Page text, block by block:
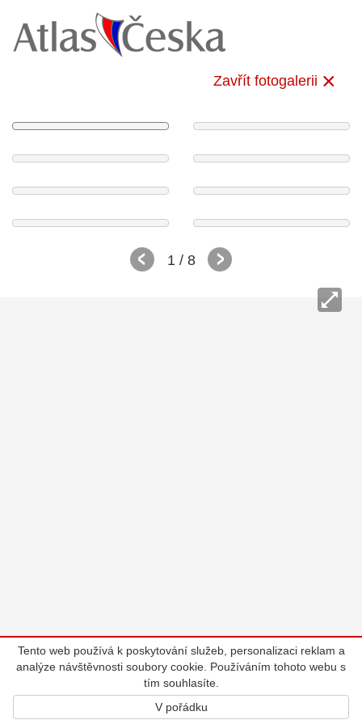
Zavřít fotogalerii
1/ 8
Tento web používá k poskytování služeb, personalizaci reklam a
analýze návštěvnosti soubory cookie. Používáním tohoto webu s
tím souhlasíte.
V pořádku